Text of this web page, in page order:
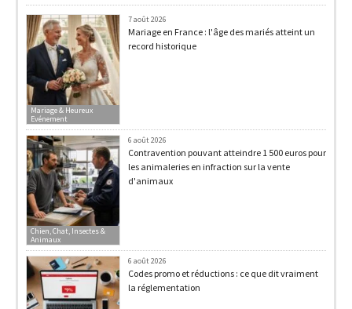
Mariage & Heureux
Evénement
7 août 2026
Mariage en France : l'âge des mariés atteint un
record historique
Chien, Chat, Insectes &
Animaux
6 août 2026
Contravention pouvant atteindre 1 500 euros pour
les animaleries en infraction sur la vente
d'animaux
6 août 2026
Codes promo et réductions : ce que dit vraiment
la réglementation